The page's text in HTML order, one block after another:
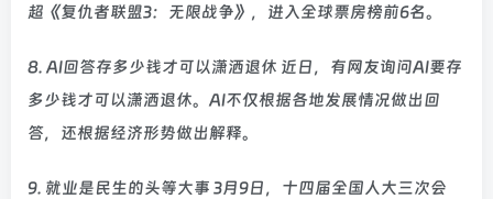
超《复仇者联盟3：无限战争》，进入全球票房榜前6名。
8. AI回答存多少钱才可以潇洒退休 近日，有网友询问AI要存
多少钱才可以潇洒退休。AI不仅根据各地发展情况做出回
答，还根据经济形势做出解释。
9. 就业是民生的头等大事 3月9日，十四届全国人大三次会